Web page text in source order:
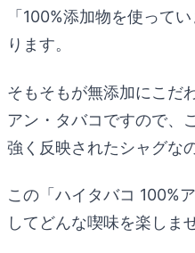
「100%添加物を使って
ります。
そもそもが無添加にこだ
アン・タバコですので、
強く反映されたシャグな
この「ハイタバコ 100%
してどんな喫味を楽しま